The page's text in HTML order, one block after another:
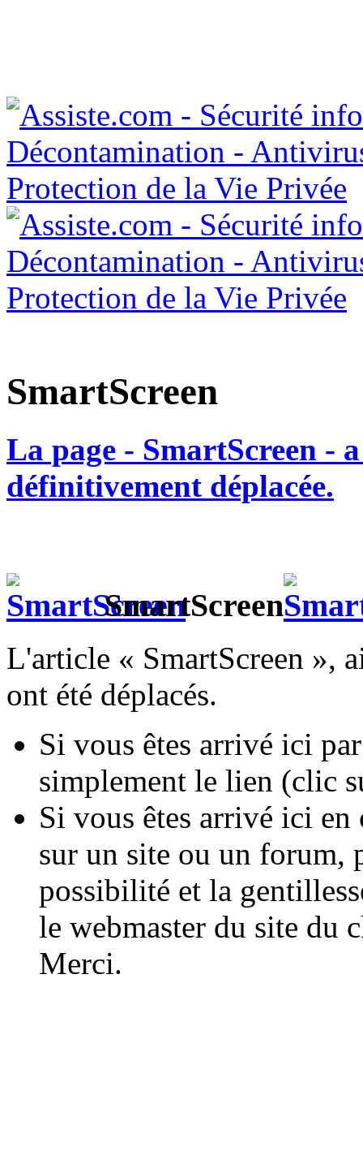
SmartScreen
La page - SmartScreen -
définitivement déplacée.
SmartScreen
L'article « SmartScreen »,
ont été déplacés.
Si vous êtes arrivé ici
simplement le lien (clic
Si vous êtes arrivé ici
sur un site ou un forum,
possibilité et la
le webmaster du site du
Merci.